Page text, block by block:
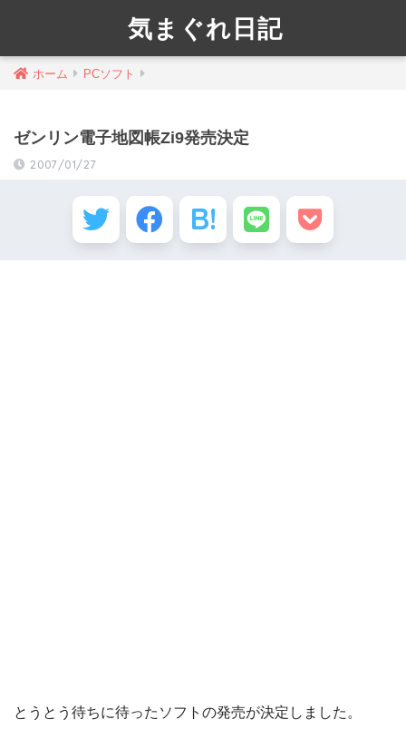
気まぐれ日記
ホーム PCソフト
ゼンリン電子地図帳Zi9発売決定
2007/01/27
とうとう待ちに待ったソフトの発売が決定しました。